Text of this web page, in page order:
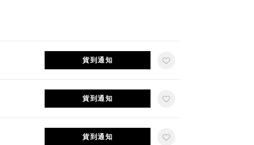
貨到通知
貨到通知
貨到通知